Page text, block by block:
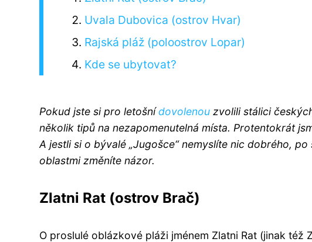
Uvala Dubovica (ostrov Hvar)
Rajská pláž (poloostrov Lopar)
Kde se ubytovat?
Pokud jste si pro letošnídovolenou zvolili stálici
několik tipů na nezapomenutelná místa. Protentokrát
A jestli si o bývalé „Jugošce“ nemyslíte nic dobrého,
oblastmi změníte názor.
Zlatni Rat (ostrov Brač)
O proslulé oblázkové pláži jménem Zlatni Rat (jinak též